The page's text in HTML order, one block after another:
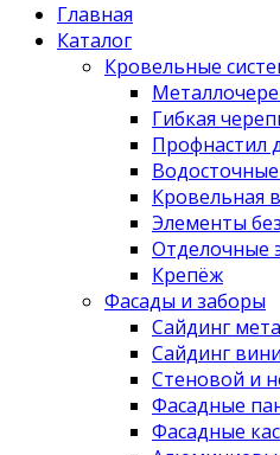
Главная
Каталог
Кровельные
Гибкая
Профнастил
Кровельная
Элементы
Отделочные
Крепёж
Фасады и заборы
Сайдинг
Сайдинг
Стеновой и
Фасадные
Фасадные